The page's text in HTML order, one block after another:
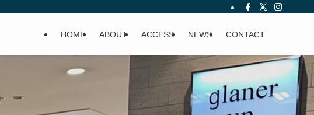
HOME ABOUT ACCESS NEWS CONTACT